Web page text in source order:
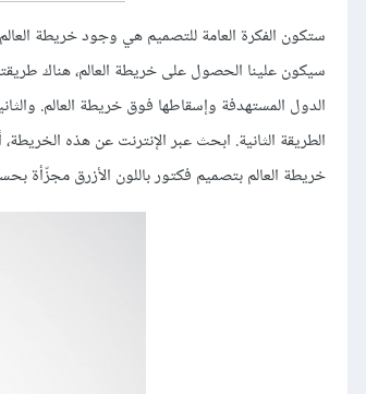
ستكون الفكرة العامة للتصميم هي وجود خريطة
سيكون علينا الحصول على خريطة العالم، هناك
الدول المستهدفة وإسقاطها فوق خريطة العالم.
الطريقة الثانية. ابحث عبر الإنترنت عن هذه
خريطة العالم بتصميم فكتور باللون الأزرق مجزّأة